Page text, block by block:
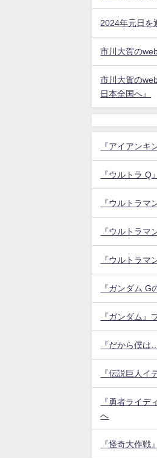
2024年元日を
市川大賀の
市川大賀の
日本全国へ』
『アイアンキ
『ウルトラ Q』
『ウルトラマ
『ウルトラマ
『ウルトラマ
『ガンダム G
『ガンダム』
『だから僕は
『伝説巨人イ
『勇者ライデ
へ
『怪奇大作戦』